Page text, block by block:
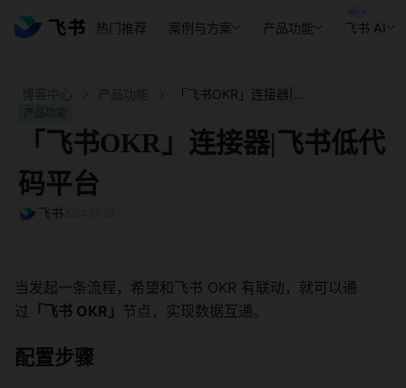
热门推荐 案例与方案 产品功能 飞书 AI
产品功能
「飞书OKR」连接器|飞书低代
码平台
飞书
当发起一条流程，希望和飞书 OKR 有联动，就可以通
过 「飞书 OKR」 节点，实现数据互通。
配置步骤